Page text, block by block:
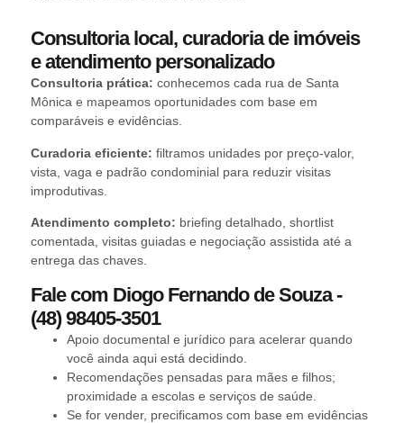
Consultoria local, curadoria de imóveis
e atendimento personalizado
Consultoria prática: conhecemos cada rua de Santa
Mônica e mapeamos oportunidades com base em
comparáveis e evidências.
Curadoria eficiente: filtramos unidades por preço-valor,
vista, vaga e padrão condominial para reduzir visitas
improdutivas.
Atendimento completo: briefing detalhado, shortlist
comentada, visitas guiadas e negociação assistida até a
entrega das chaves.
Fale com Diogo Fernando de Souza -
(48) 98405-3501
Apoio documental e jurídico para acelerar quando
você ainda aqui está decidindo.
Recomendações pensadas para mães e filhos;
proximidade a escolas e serviços de saúde.
Se for vender, precificamos com base em evidências